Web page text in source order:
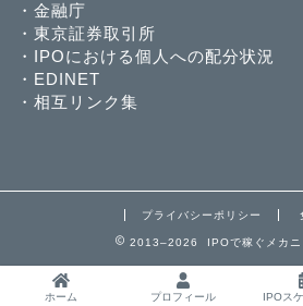
・ 金融庁
・ 東京証券取引所
・ IPOにおける個人への配分状況
・ EDINET
・ 相互リンク集
プライバシーポリシー
2013–2026 IPOで稼ぐメカニ
ホーム プロフィール IPOス